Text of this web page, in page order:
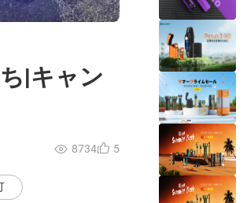
|キャン
8734 5